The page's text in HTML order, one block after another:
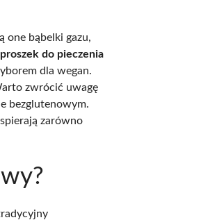
one bąbelki gazu,
proszek do pieczenia
dla wegan.
zwrócić uwagę
bezglutenowym.
zarówno